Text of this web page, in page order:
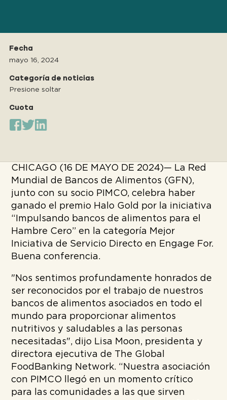
Fecha
mayo 16, 2024
Categoría de noticias
Presione soltar
Cuota
CHICAGO (16 DE MAYO DE 2024)— La Red
Mundial de Bancos de Alimentos (GFN),
junto con su socio PIMCO, celebra haber
ganado el premio Halo Gold por la iniciativa
“Impulsando bancos de alimentos para el
Hambre Cero” en la categoría Mejor
Iniciativa de Servicio Directo en Engage For.
Buena conferencia.
"Nos sentimos profundamente honrados de
ser reconocidos por el trabajo de nuestros
bancos de alimentos asociados en todo el
mundo para proporcionar alimentos
nutritivos y saludables a las personas
necesitadas", dijo Lisa Moon, presidenta y
directora ejecutiva de The Global
FoodBanking Network. “Nuestra asociación
con PIMCO llegó en un momento crítico
para las comunidades a las que sirven